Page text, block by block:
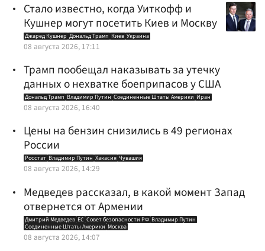
Стало известно, когда Уиткофф и
Кушнер могут посетить Киев и Москву
Джаред Кушнер Дональд Трамп Киев Украина
08 августа 2026, 17:11
Трамп пообещал наказывать за утечку
данных о нехватке боеприпасов у США
Дональд Трамп Владимир Путин Соединенные Штаты Америки Иран
08 августа 2026, 16:40
Цены на бензин снизились в 49 регионах
России
Росстат Владимир Путин Хакасия Чувашия
08 августа 2026, 14:29
Медведев рассказал, в какой момент Запад
отвернется от Армении
Дмитрий Медведев ЕС Совет безопасности РФ Владимир Путин
Соединенные Штаты Америки Москва
08 августа 2026, 14:07